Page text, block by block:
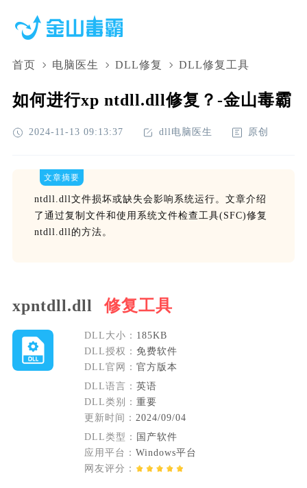
首页 电脑医生 DLL修复 DLL修复工具
如何进行xp ntdll.dll修复？-金山毒霸
2024-11-13 09:13:37 dll电脑医生 原创
文章摘要
ntdll.dll文件损坏或缺失会影响系统运行。文章介绍
了通过复制文件和使用系统文件检查工具(SFC)修复
ntdll.dll的方法。
xpntdll.dll 修复工具
DLL大小： 185KB
DLL授权： 免费软件
DLL官网： 官方版本
DLL语言： 英语
DLL类别： 重要
更新时间： 2024/09/04
DLL类型：
国产软件
应用平台： Windows平台
网友评分：